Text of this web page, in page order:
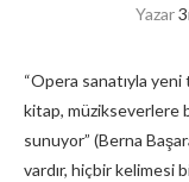
Yazar
“Opera sanatıyla yeni
kitap, müzikseverlere
sunuyor” (Berna
vardır, hiçbir kelimesi